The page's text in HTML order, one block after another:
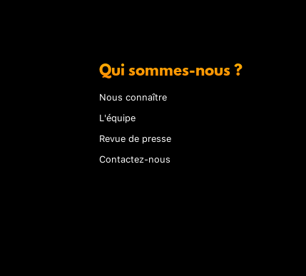
Qui sommes-nous ?
Nous connaître
L'équipe
Revue de presse
Contactez-nous